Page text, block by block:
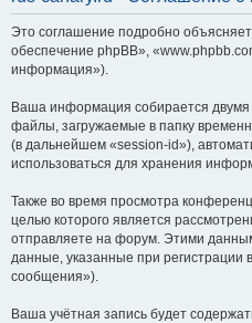
Это соглашение подробно
обеспечение phpBB»,
информация»).
Ваша информация собирается
файлы, загружаемые в папку
(в дальнейшем «session-id»),
использоваться для хранения
Также во время просмотра
целью которого является
отправляете на форум. Этими
данные, указанные при
сообщения»).
Ваша учётная запись будет